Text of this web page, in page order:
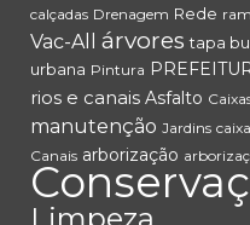
calçadas Drenagem Rede
Vac-All árvores tapa
urbana Pintura
rios e canais Asfalto
manutenção Jardins caixa
Canais arborização